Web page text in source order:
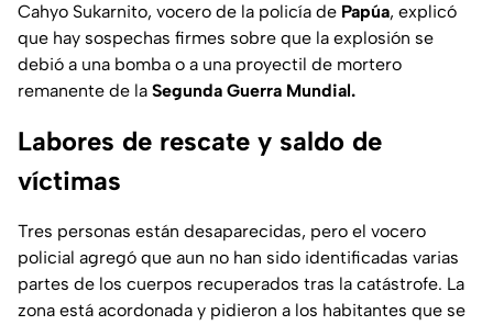
Cahyo Sukarnito, vocero de la policía de Papúa, explicó
que hay sospechas firmes sobre que la explosión se
debió a una bomba o a una proyectil de mortero
remanente de la Segunda Guerra Mundial.
Labores de rescate y saldo de
víctimas
Tres personas están desaparecidas, pero el vocero
policial agregó que aun no han sido identificadas varias
partes de los cuerpos recuperados tras la catástrofe. La
zona está acordonada y pidieron a los habitantes que se